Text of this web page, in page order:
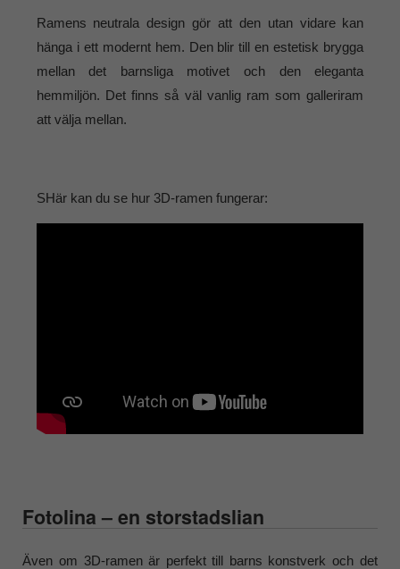
Ramens neutrala design gör att den utan vidare kan
hänga i ett modernt hem. Den blir till en estetisk brygga
mellan det barnsliga motivet och den eleganta
hemmiljön. Det finns så väl vanlig ram som galleriram
att välja mellan.
SHär kan du se hur 3D-ramen fungerar:
Fotolina – en storstadslian
Även om 3D-ramen är perfekt till barns konstverk och det